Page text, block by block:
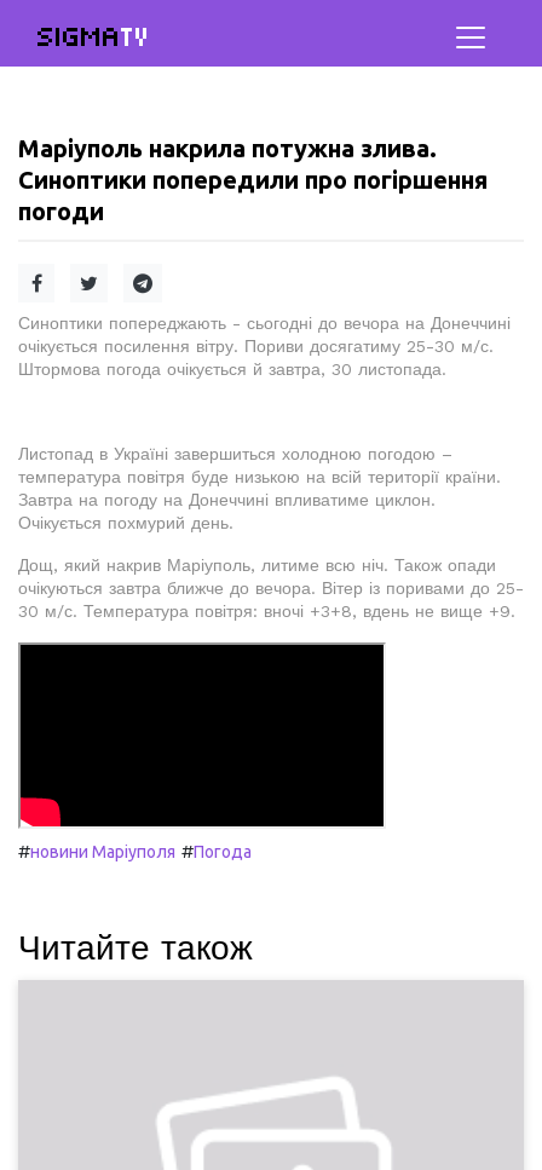
SIGMATV
Маріуполь накрила потужна злива.
Синоптики попередили про погіршення
погоди
Синоптики попереджають - сьогодні до вечора на Донеччині
очікується посилення вітру. Пориви досягатиму 25-30 м/с.
Штормова погода очікується й завтра, 30 листопада.
Листопад в Україні завершиться холодною погодою –
температура повітря буде низькою на всій території країни.
Завтра на погоду на Донеччині впливатиме циклон.
Очікується похмурий день.
Дощ, який накрив Маріуполь, литиме всю ніч. Також опади
очікуються завтра ближче до вечора. Вітер із поривами до 25-
30 м/с. Температура повітря: вночі +3+8, вдень не вище +9.
#новини Маріуполя #Погода
Читайте також